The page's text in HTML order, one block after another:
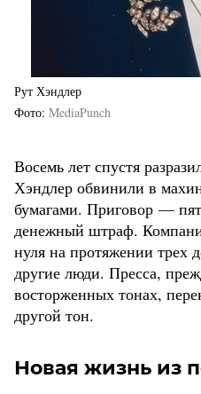
Рут Хэндлер
Фото MediaPunch
Восемь лет спустя
Хэндлер обвинили в
бумагами. Приговор —
денежный штраф.
нуля на протяжении трех
другие люди. Пресса,
восторженных тонах,
другой тон.
Новая жизнь из